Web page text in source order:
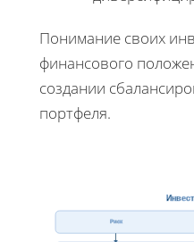
Понимание своих
финансового
создании
портфеля.
Риск